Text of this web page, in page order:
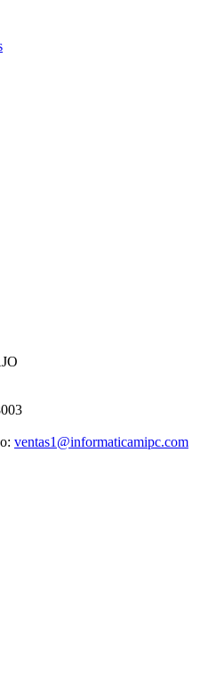
ventas1@informaticamipc.com